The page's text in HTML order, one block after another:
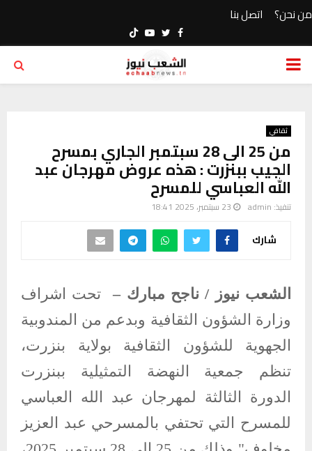
من نحن؟ اتصل بنا
Facebook
Twitter
Youtube
PRIMARY
ثقافي
من 25 الى 28 سبتمبر الجاري بمسرح
الجيب ببنزرت : هذه عروض مهرجان عبد
الله العباسي للمسرح
تنفيذ: admin 23 سبتمبر، 2025 18:41
شارك
الشعب نيوز / ناجح مبارك – تحت اشراف
وزارة الشؤون الثقافية وبدعم من المندوبية
الجهوية للشؤون الثقافية بولاية بنزرت،
تنظم جمعية النهضة التمثيلية ببنزرت
الدورة الثالثة لمهرجان عبد الله العباسي
للمسرح التي تحتفي بالمسرحي عبد العزيز